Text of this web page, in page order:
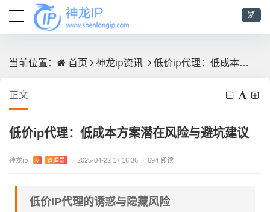
繁
当前位置： 首页 神龙ip资讯 低价ip代理：低成本方案潜在风险与避坑建议
正文
低价ip代理：低成本方案潜在风险与避坑建议
神龙ip V 管理员 / 2025-04-22 17:16:36 / 694 阅读
低价IP代理的诱惑与隐藏风险